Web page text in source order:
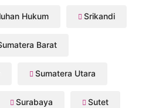
Hukum Srikandi
Barat
Sumatera Utara
Surabaya Sutet